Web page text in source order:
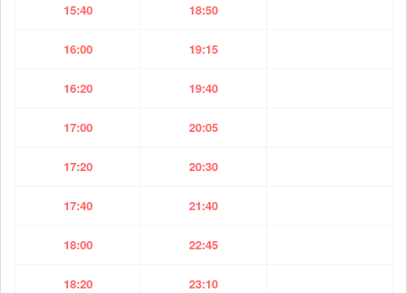
15:40 18:50
16:00 19:15
16:20 19:40
17:00 20:05
17:20 20:30
17:40 21:40
18:00 22:45
18:20 23:10